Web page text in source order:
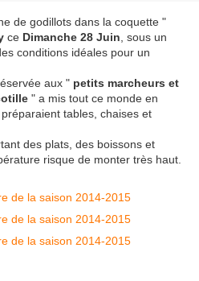
de godillots dans la coquette "
ce Dimanche 28 Juin , sous un
conditions idéales pour un
aux " petits marcheurs et
" a mis tout ce monde en
tables, chaises et
des plats, des boissons et
risque de monter très haut.